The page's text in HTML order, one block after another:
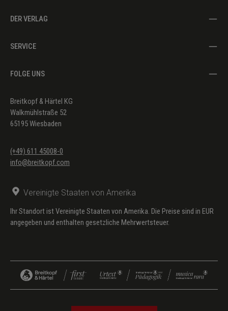
DER VERLAG
SERVICE
FOLGE UNS
Breitkopf & Härtel KG
Walkmühlstraße 52
65195 Wiesbaden
(+49) 611 45008-0
info@breitkopf.com
Vereinigte Staaten von Amerika
Ihr Standort ist Vereinigte Staaten von Amerika. Die Preise sind in EUR
angegeben und enthalten gesetzliche Mehrwertsteuer.